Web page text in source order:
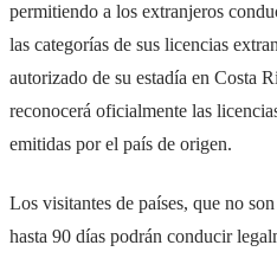
permitiendo a los extranjeros
las categorías de sus licencias
autorizado de su estadía en Costa
reconocerá oficialmente las
emitidas por el país de origen.
Los visitantes de países, que no
hasta 90 días podrán conducir